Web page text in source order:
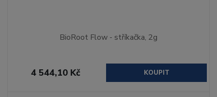
BioRoot Flow - stříkačka, 2g
4 544,10 Kč KOUPIT